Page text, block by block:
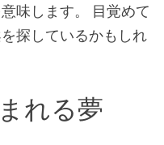
味します。 目覚めて
探しているかもしれ
れる夢